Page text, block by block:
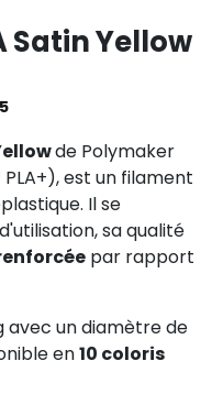
Satin Yellow
de Polymaker
est un filament
Il se
sa qualité
par rapport
avec un diamètre de
en10 coloris